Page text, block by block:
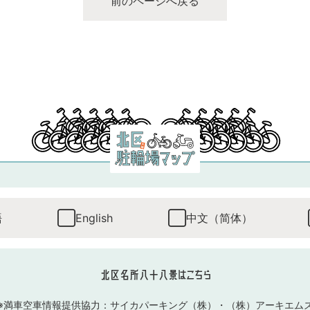
English 中文（简体）
北区名所八十八景はこちら
満車空車情報提供協力 ： サイカパーキング（株） ・ （株）アーキエム